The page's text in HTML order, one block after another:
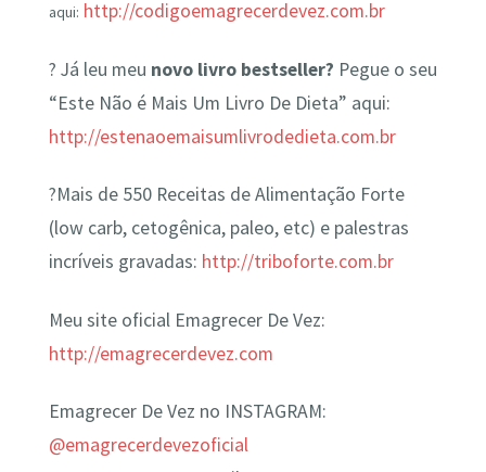
aqui: http://codigoemagrecerdevez.com.br
? Já leu meu novo livro bestseller? Pegue o seu
“Este Não é Mais Um Livro De Dieta” aqui:
http://estenaoemaisumlivrodedieta.com.br
?Mais de 550 Receitas de Alimentação Forte
(low carb, cetogênica, paleo, etc) e palestras
incríveis gravadas: http://triboforte.com.br
Meu site oficial Emagrecer De Vez:
http://emagrecerdevez.com
Emagrecer De Vez no INSTAGRAM:
@emagrecerdevezoficial